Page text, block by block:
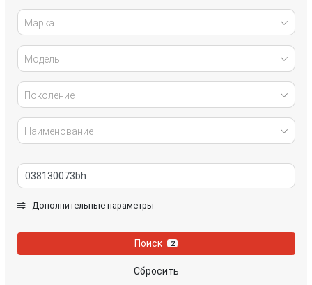
Kia
Land Rover
Mazda Mercedes-Benz
Nissan Opel
Марка
Модель
Поколение
Наименование
Дополнительные параметры
Поиск 2
Сбросить